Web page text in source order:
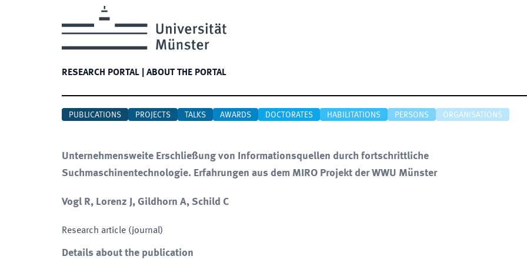
RESEARCH PORTAL ABOUT THE PORTAL
PUBLICATIONS PROJECTS TALKS AWARDS DOCTORATES HABILITATIONS PERSONS ORGANISATIONS
Unternehmensweite Erschließung von Informationsquellen durch fortschrittliche
Suchmaschinentechnologie. Erfahrungen aus dem MIRO Projekt der WWU Münster
Vogl R, Lorenz J, Gildhorn A, Schild C
Research article (journal)
Details about the publication